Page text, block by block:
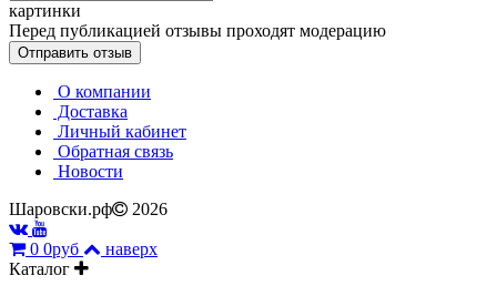
картинки
Перед публикацией отзывы проходят модерацию
О компании
Доставка
Личный кабинет
Обратная связь
Новости
Шаровски.рф
2026
0 0руб
наверх
Каталог